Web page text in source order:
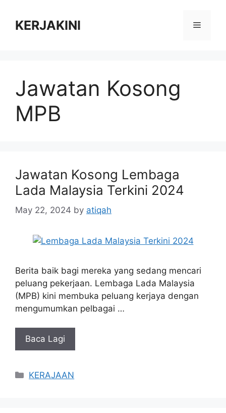
contentKERJAKINI Menu
Jawatan Kosong
MPB
Jawatan Kosong Lembaga
Lada Malaysia Terkini 2024
May 22, 2024 by atiqah
Berita baik bagi mereka yang sedang mencari
peluang pekerjaan. Lembaga Lada Malaysia
(MPB) kini membuka peluang kerjaya dengan
mengumumkan pelbagai …
Baca Lagi
Categories
KERAJAAN